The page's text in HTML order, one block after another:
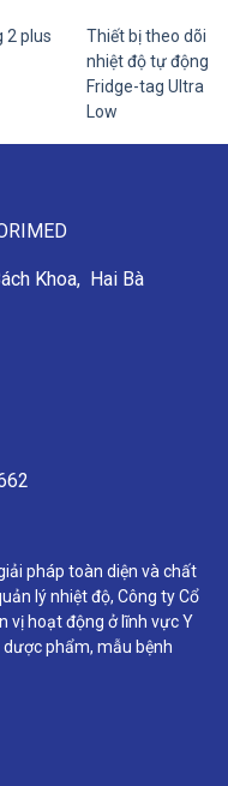
2 plus
Thiết bị theo dõi
nhiệt độ tự động
Fridge-tag Ultra
Low
Khoa, Hai Bà
pháp toàn diện và chất
lý nhiệt độ, Công ty Cổ
vị hoạt động ở lĩnh vực Y
phẩm, mẫu bệnh